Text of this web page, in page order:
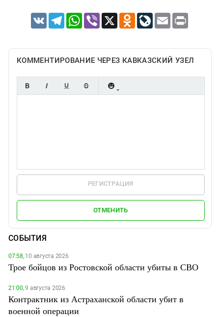
VK TelegramWhatsApp
Viber X Odnoklassniki
LiveJournal
Email Print
КОММЕНТИРОВАНИЕ ЧЕРЕЗ КАВКАЗСКИЙ УЗЕЛ
РЕГИСТРАЦИЯ
ОТМЕНИТЬ
СОБЫТИЯ
07:58,10 августа 2026
Трое бойцов из Ростовской области убиты в СВО
21:00,9 августа 2026
Контрактник из Астраханской области убит в
военной операции